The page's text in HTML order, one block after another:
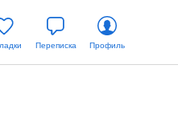
Переписка Профиль